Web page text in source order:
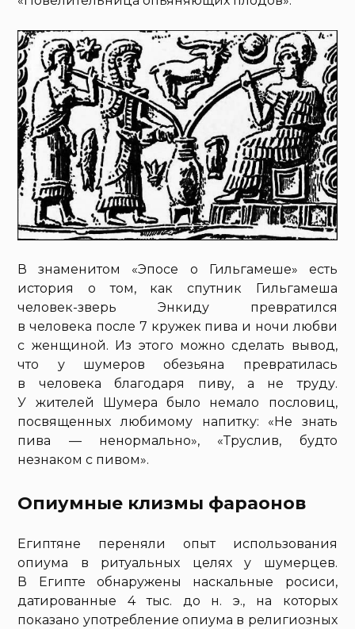
В знаменитом «Эпосе о Гильгамеше» есть
история о том, как спутник Гильгамеша
человек-зверь Энкиду превратился
в человека после 7 кружек пива и ночи любви
с женщиной. Из этого можно сделать вывод,
что у шумеров обезьяна превратилась
в человека благодаря пиву, а не труду.
У жителей Шумера было немало пословиц,
посвященных любимому напитку: «Не знать
пива — ненормально», «Труслив, будто
незнаком с пивом».
Опиумные клизмы фараонов
Египтяне переняли опыт использования
опиума в ритуальных целях у шумерцев.
В Египте обнаружены наскальные росиси,
датированные 4 тыс. до н. э., на которых
показано употребление опиума в религиозных